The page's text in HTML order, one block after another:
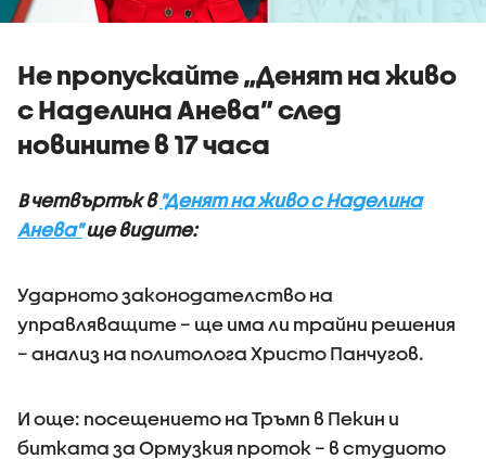
Не пропускайте „Денят на живо
с Наделина Анева” след
новините в 17 часа
В четвъртък в "Денят на живо с Наделина
Анева"ще видите:
Ударното законодателство на
управляващите – ще има ли трайни решения
– анализ на политолога Христо Панчугов.
И още: посещението на Тръмп в Пекин и
битката за Ормузкия проток – в студиото